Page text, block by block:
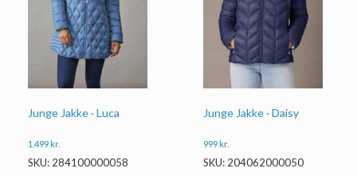
Junge Jakke · Luca
1.499kr.
SKU: 284100000058
Junge Jakke · Daisy
999kr.
SKU: 204062000050